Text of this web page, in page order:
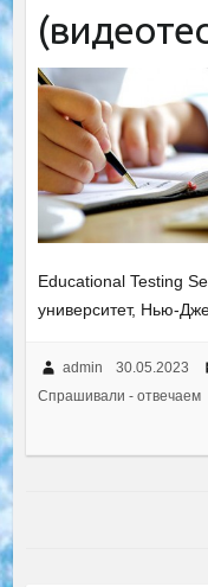
Educational Testing
университет, Нью-
admin 30.05.2023
Спрашивали - отвечаем